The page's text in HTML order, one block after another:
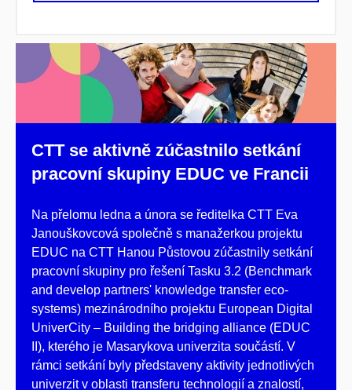
CTT se aktivně zúčastnilo setkání
pracovní skupiny EDUC ve Francii
Na přelomu ledna a února se ředitelka CTT Eva
Janouškovcová společně s manažerkou projektu
EDUC na CTT Hanou Půstovou zúčastnily setkání
pracovní skupiny pro řešení Tasku 3.2 (Benchmark
and develop partners' knowledge transfer eco-
systems) mezinárodního projektu European Digital
UniverCity – Building the bridging alliance (EDUC
II), kterého je Masarykova univerzita součástí. V
rámci setkání byly představeny aktivity jednotlivých
univerzit v oblasti transferu technologií a znalostí,